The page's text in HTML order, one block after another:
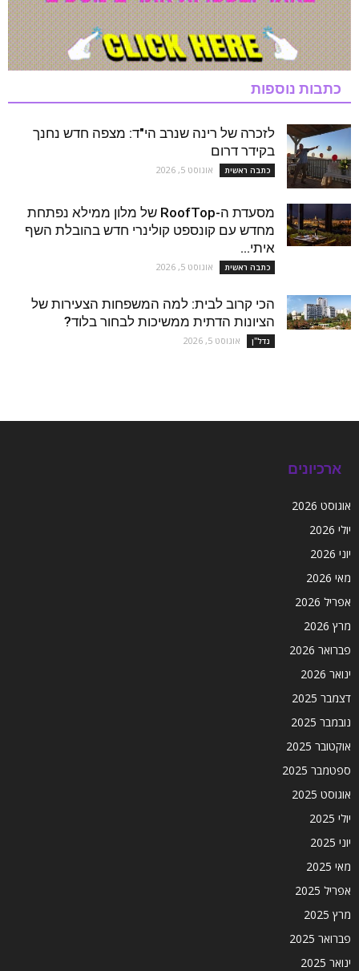
כתבות נוספות
לזכרה של רינה שנרב הי"ד: מצפה חדש נחנך
בקידר דרום
כתבה ראשית אוגוסט 5, 2026
מסעדת ה-RoofTop של מלון ממילא נפתחת
מחדש עם קונספט קולינרי חדש בהובלת השף
איתי...
כתבה ראשית אוגוסט 5, 2026
הכי קרוב לבית: למה המשפחות הצעירות של
הציונות הדתית ממשיכות לבחור בלוד?
נדל''ן אוגוסט 5, 2026
ארכיונים
אוגוסט 2026
יולי 2026
יוני 2026
מאי 2026
אפריל 2026
מרץ 2026
פברואר 2026
ינואר 2026
דצמבר 2025
נובמבר 2025
אוקטובר 2025
ספטמבר 2025
אוגוסט 2025
יולי 2025
יוני 2025
מאי 2025
אפריל 2025
מרץ 2025
פברואר 2025
ינואר 2025